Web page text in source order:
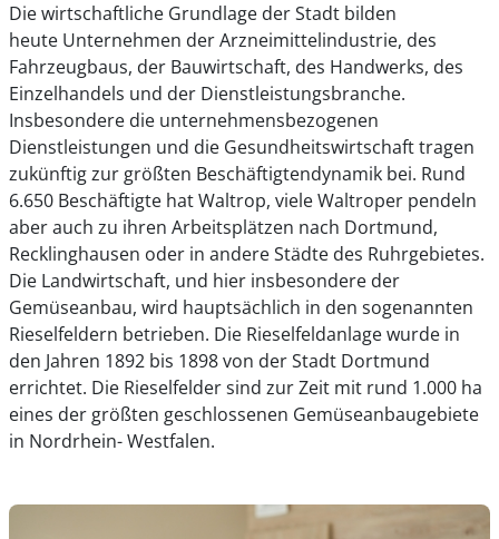
Die wirtschaftliche Grundlage der Stadt bilden
heute Unternehmen der Arzneimittelindustrie, des
Fahrzeugbaus, der Bauwirtschaft, des Handwerks, des
Einzelhandels und der Dienstleistungsbranche.
Insbesondere die unternehmensbezogenen
Dienstleistungen und die Gesundheitswirtschaft tragen
zukünftig zur größten Beschäftigtendynamik bei. Rund
6.650 Beschäftigte hat Waltrop, viele Waltroper pendeln
aber auch zu ihren Arbeitsplätzen nach Dortmund,
Recklinghausen oder in andere Städte des Ruhrgebietes.
Die Landwirtschaft, und hier insbesondere der
Gemüseanbau, wird hauptsächlich in den sogenannten
Rieselfeldern betrieben. Die Rieselfeldanlage wurde in
den Jahren 1892 bis 1898 von der Stadt Dortmund
errichtet. Die Rieselfelder sind zur Zeit mit rund 1.000 ha
eines der größten geschlossenen Gemüseanbaugebiete
in Nordrhein- Westfalen.